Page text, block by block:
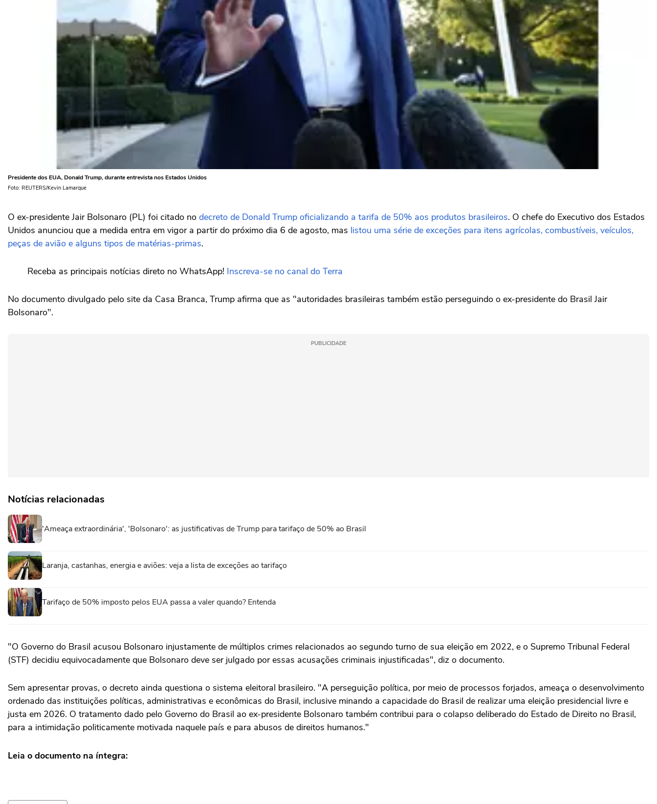
Presidente dos EUA, Donald Trump, durante entrevista nos Estados Unidos
Foto: REUTERS/Kevin Lamarque
O ex-presidente Jair Bolsonaro (PL) foi citado no decreto de Donald Trump oficializando a tarifa de 50% aos produtos brasileiros. O chefe do Executivo dos Estados
Unidos anunciou que a medida entra em vigor a partir do próximo dia 6 de agosto, mas listou uma série de exceções para itens agrícolas, combustíveis, veículos,
peças de avião e alguns tipos de matérias-primas.
Receba as principais notícias direto no WhatsApp! Inscreva-se no canal do Terra
No documento divulgado pelo site da Casa Branca, Trump afirma que as "autoridades brasileiras também estão perseguindo o ex-presidente do Brasil Jair
Bolsonaro".
PUBLICIDADE
Notícias relacionadas
'Ameaça extraordinária', 'Bolsonaro': as justificativas de Trump para tarifaço de 50% ao Brasil
Laranja, castanhas, energia e aviões: veja a lista de exceções ao tarifaço
Tarifaço de 50% imposto pelos EUA passa a valer quando? Entenda
"O Governo do Brasil acusou Bolsonaro injustamente de múltiplos crimes relacionados ao segundo turno de sua eleição em 2022, e o Supremo Tribunal Federal
(STF) decidiu equivocadamente que Bolsonaro deve ser julgado por essas acusações criminais injustificadas", diz o documento.
Sem apresentar provas, o decreto ainda questiona o sistema eleitoral brasileiro. "A perseguição política, por meio de processos forjados, ameaça o desenvolvimento
ordenado das instituições políticas, administrativas e econômicas do Brasil, inclusive minando a capacidade do Brasil de realizar uma eleição presidencial livre e
justa em 2026. O tratamento dado pelo Governo do Brasil ao ex-presidente Bolsonaro também contribui para o colapso deliberado do Estado de Direito no Brasil,
para a intimidação politicamente motivada naquele país e para abusos de direitos humanos."
Leia o documento na íntegra: